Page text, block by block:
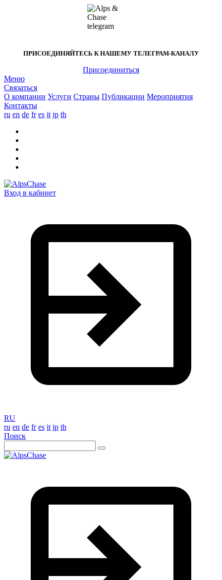
ПРИСОЕДИНЯЙТЕСЬ К НАШЕМУ ТЕЛЕГРАМ-КАНАЛУ
Присоединиться
Меню
Связаться
O компании Услуги Страны Публикации Мероприятия
Контакты
ru en de fr es it jp th
Вход в кабинет
RU
ru en de fr es it jp th
Поиск